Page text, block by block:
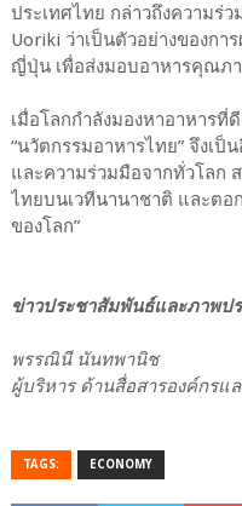
ประเทศไทย กล่าวถึงความร่ว
Uoriki ว่าเป็นตัวอย่างของกา
ญี่ปุ่น เพื่อส่งมอบอาหารคุณภ
เมื่อโลกกำลังมองหาอาหาร
“นวัตกรรมอาหารไทย” จึงเ
และความร่วมมือจากทั่วโลก
ไทยบนเวทีนานาชาติ และตอ
ของโลก”
ข่าวประชาสัมพันธ์และภาพป
พรรณินี นันทพานิช
ผู้บริหาร ด้านสื่อสารองค์กรแ
TAGS: ECONOMY